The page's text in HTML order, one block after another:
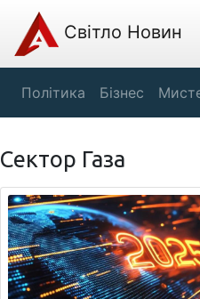
Світло Новин
Політика Бізнес
Сектор Газа